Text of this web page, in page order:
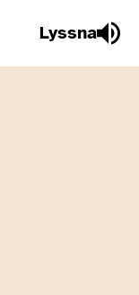
Lyssna